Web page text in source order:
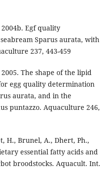
Egf quality
Sparus aurata, with
237, 443-459
The shape of the lipid
egg quality determination
aurata, and in the
puntazzo. Aquaculture 246,
H., Brunel, A., Dhert, Ph.,
essential fatty acids and
broodstocks. Aquacult. Int.